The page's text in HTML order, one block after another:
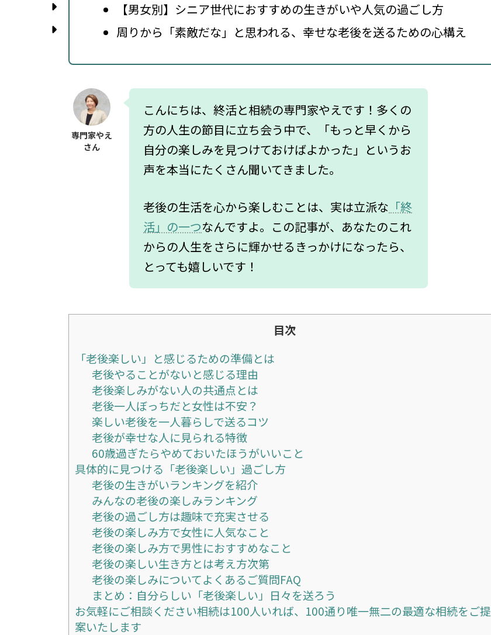
【男女別】シニア世代におすすめの生きがいや人気の過ごし方
周りから「素敵だな」と思われる、幸せな老後を送るための心構え
専門家やえ
さん
こんにちは、終活と相続の専門家やえです！多くの
方の人生の節目に立ち会う中で、「もっと早くから
自分の楽しみを見つけておけばよかった」というお
声を本当にたくさん聞いてきました。
老後の生活を心から楽しむことは、実は立派な 「終
活」の一つなんですよ。この記事が、あなたのこれ
からの人生をさらに輝かせるきっかけになったら、
とっても嬉しいです！
目次
「老後楽しい」と感じるための準備とは
老後やることがないと感じる理由
老後楽しみがない人の共通点とは
老後一人ぼっちだと女性は不安？
楽しい老後を一人暮らしで送るコツ
老後が幸せな人に見られる特徴
60歳過ぎたらやめておいたほうがいいこと
具体的に見つける「老後楽しい」過ごし方
老後の生きがいランキングを紹介
みんなの老後の楽しみランキング
老後の過ごし方は趣味で充実させる
老後の楽しみ方で女性に人気なこと
老後の楽しみ方で男性におすすめなこと
老後の楽しい生き方とは考え方次第
老後の楽しみについてよくあるご質問FAQ
まとめ：自分らしい「老後楽しい」日々を送ろう
お気軽にご相談ください相続は100人いれば、100通り唯一無二の最適な相続をご提
案いたします